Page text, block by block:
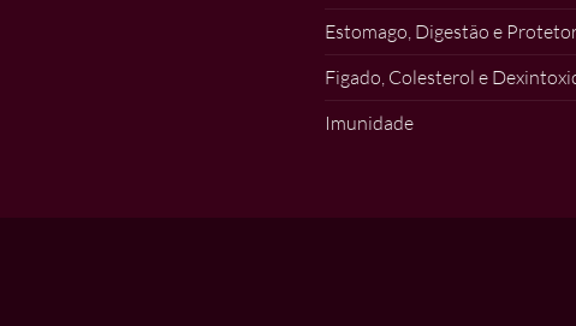
Estomago, Digestão e
Figado, Colesterol e
Imunidade